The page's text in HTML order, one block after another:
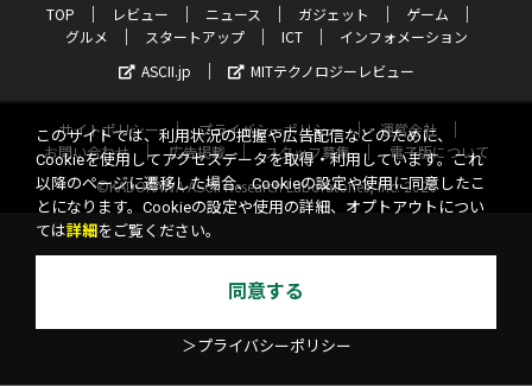
TOP レビュー ニュース ガジェット
ゲーム
グルメ
スタートアップ ICT
インフォメーション
ASCII.jp
MITテクノロジーレビュー
サイトポリシー プライバシーポリシー
運営会社
お問い合わせ
広告掲載 スタッフ募集
電子版について
©KADOKAWA ASCII Research Laboratories, Inc. 2026
このサイトでは、利用状況の把握や広告配信などのために、
Cookieを使用してアクセスデータを取得・利用しています。これ
以降のページに遷移した場合、Cookieの設定や使用に同意したこ
とになります。Cookieの設定や使用の詳細、オプトアウトについ
ては詳細 をご覧ください。
同意する
＞プライバシーポリシー